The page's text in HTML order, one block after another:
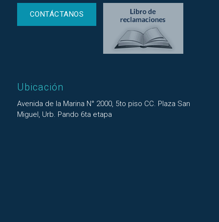
CONTÁCTANOS
Ubicación
Avenida de la Marina N° 2000, 5to piso CC. Plaza San
Miguel, Urb. Pando 6ta etapa